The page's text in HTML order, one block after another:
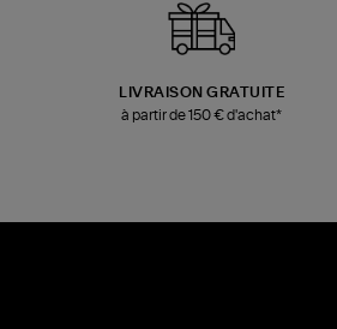
LIVRAISON GRATUITE
à partir de 150 € d'achat*